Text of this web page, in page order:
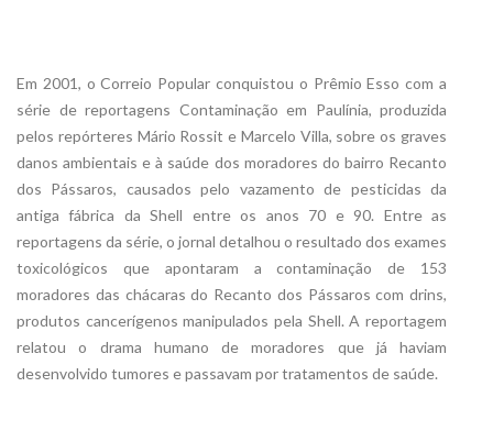
Em 2001, o Correio Popular conquistou o Prêmio Esso com a
série de reportagens Contaminação em Paulínia, produzida
pelos repórteres Mário Rossit e Marcelo Villa, sobre os graves
danos ambientais e à saúde dos moradores do bairro Recanto
dos Pássaros, causados pelo vazamento de pesticidas da
antiga fábrica da Shell entre os anos 70 e 90. Entre as
reportagens da série, o jornal detalhou o resultado dos exames
toxicológicos que apontaram a contaminação de 153
moradores das chácaras do Recanto dos Pássaros com drins,
produtos cancerígenos manipulados pela Shell. A reportagem
relatou o drama humano de moradores que já haviam
desenvolvido tumores e passavam por tratamentos de saúde.